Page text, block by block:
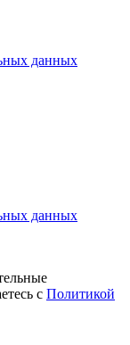
данных
данных
с Политикой